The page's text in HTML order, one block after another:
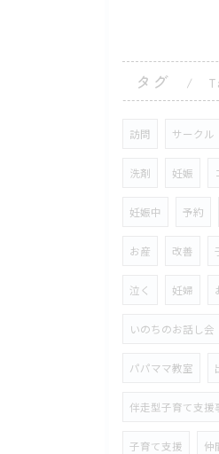
タグ
訪問 サークル
洗剤 妊娠
妊娠中 予約
お産 改善
泣く 妊婦
いのちのお話し会
パパママ教室
伴走型子育て支援
子育て支援 仲